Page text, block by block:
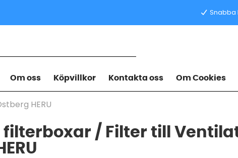
Snabba
Om oss Köpvillkor Kontakta oss Om Cookies
HERU
filterboxar / Filter till